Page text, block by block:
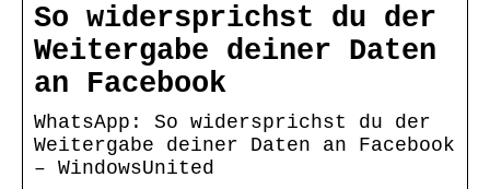
So widersprichst du der
Weitergabe deiner Daten
an Facebook
WhatsApp: So widersprichst du der
Weitergabe deiner Daten an Facebook
– WindowsUnited